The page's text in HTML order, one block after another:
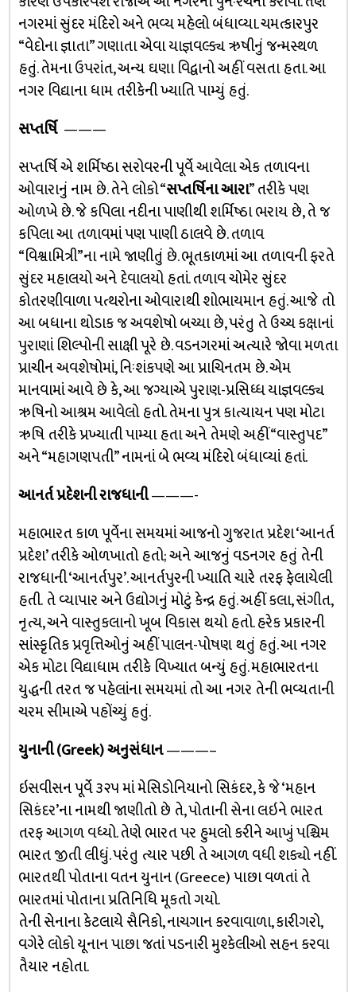
નગરમાં સુંદર મંદિરો અને ભવ્ય મહેલો બંધાવ્યા. ચમત્કારપુર
“વેદોના જ્ઞાતા” ગણાતા એવા યાજ્ઞવલ્ક્ય ઋષીનું જન્મસ્થળ
હતું. તેમના ઉપરાંત, અન્ય ઘણા વિદ્વાનો અહીં વસતા હતા. આ
નગર વિદ્યાના ધામ તરીકેની ખ્યાતિ પામ્યું હતું.
સપ્તર્ષિ———
સપ્તર્ષિ એ શર્મિષ્ઠા સરોવરની પૂર્વે આવેલા એક તળાવના
ઓવારાનું નામ છે. તેને લોકો “સપ્તર્ષિના આરા” તરીકે પણ
ઓળખે છે. જે કપિલા નદીના પાણીથી શર્મિષ્ઠા ભરાય છે, તે જ
કપિલા આ તળાવમાં પણ પાણી ઠાલવે છે. તળાવ
“વિશ્વામિત્રી”ના નામે જાણીતું છે. ભૂતકાળમાં આ તળાવની ફરતે
સુંદર મહાલયો અને દેવાલયો હતાં. તળાવ ચોમેર સુંદર
કોતરણીવાળા પત્થરોના ઓવારાથી શોભાયમાન હતું. આજે તો
આ બધાના થોડાક જ અવશેષો બચ્યા છે, પરંતુ તે ઉચ્ચ કક્ષાનાં
પુરાણાં શિલ્પોની સાક્ષી પૂરે છે. વડનગરમાં અત્યારે જોવા મળતા
પ્રાચીન અવશેષોમાં, નિઃશંકપણે આ પ્રાચિનતમ છે. એમ
માનવામાં આવે છે કે, આ જગ્યાએ પુરાણ-પ્રસિધ્ધ યાજ્ઞવલ્ક્ય
ઋષિનો આશ્રમ આવેલો હતો. તેમના પુત્ર કાત્યાયન પણ મોટા
ઋષિ તરીકે પ્રખ્યાતી પામ્યા હતા અને તેમણે અહીં “વાસ્તુપદ”
અને “મહાગણપતી” નામનાં બે ભવ્ય મંદિરો બંધાવ્યાં હતાં.
આનર્ત પ્રદેશની રાજધાની———-
મહાભારત કાળ પૂર્વેના સમયમાં આજનો ગુજરાત પ્રદેશ ‘આનર્ત
પ્રદેશ’ તરીકે ઓળખાતો હતો; અને આજનું વડનગર હતું તેની
રાજધાની ‘આનર્તપુર’. આનર્તપુરની ખ્યાતિ ચારે તરફ ફેલાયેલી
હતી. તે વ્યાપાર અને ઉદ્યોગનું મોટું કેન્દ્ર હતું. અહીં કલા, સંગીત,
નૃત્ય, અને વાસ્તુકલાનો ખૂબ વિકાસ થયો હતો. હરેક પ્રકારની
સાંસ્કૃતિક પ્રવૃત્તિઓનું અહીં પાલન-પોષણ થતું હતું. આ નગર
એક મોટા વિદ્યાધામ તરીકે વિખ્યાત બન્યું હતું. મહાભારતના
યુદ્ધની તરત જ પહેલાંના સમયમાં તો આ નગર તેની ભવ્યતાની
ચરમ સીમાએ પહોંચ્યું હતું.
યુનાની (Greek) અનુસંધાન———–
ઇસવીસન પૂર્વે ૩૨૫ માં મેસિડોનિયાનો સિકંદર, કે જે ‘મહાન
સિકંદર’ના નામથી જાણીતો છે તે, પોતાની સેના લઇને ભારત
તરફ આગળ વધ્યો. તેણે ભારત પર હુમલો કરીને આખું પશ્ચિમ
ભારત જીતી લીધું. પરંતુ ત્યાર પછી તે આગળ વધી શક્યો નહીં.
ભારતથી પોતાના વતન યુનાન (Greece) પાછા વળતાં તે
ભારતમાં પોતાના પ્રતિનિધિ મૂકતો ગયો.
તેની સેનાના કેટલાયે સૈનિકો, નાચગાન કરવાવાળા, કારીગરો,
વગેરે લોકો યૂનાન પાછા જતાં પડનારી મુશ્કેલીઓ સહન કરવા
તૈયાર નહોતા.